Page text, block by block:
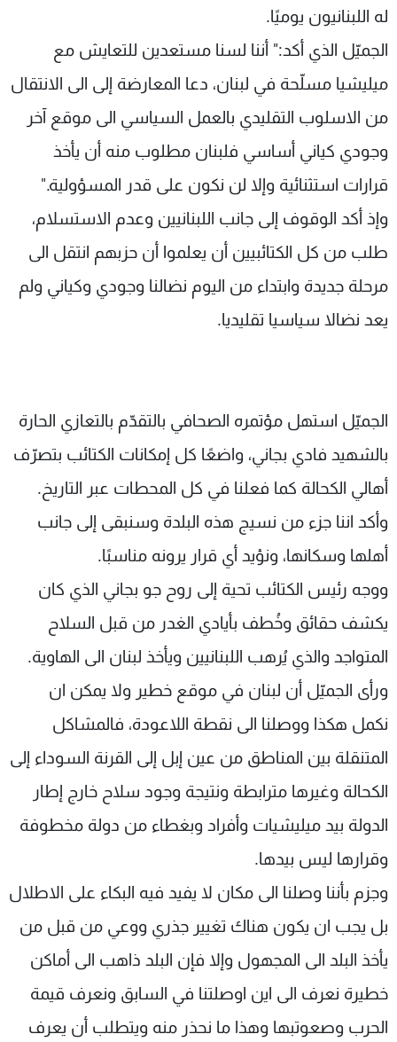
له اللبنانيون يوميًا.
الجميّل الذي أكد:" أننا لسنا مستعدين للتعايش مع
ميليشيا مسلّحة في لبنان، دعا المعارضة إلى الى الانتقال
من الاسلوب التقليدي بالعمل السياسي الى موقع آخر
وجودي كياني أساسي فلبنان مطلوب منه أن يأخذ
قرارات استثنائية وإلا لن نكون على قدر المسؤولية."
وإذ أكد الوقوف إلى جانب اللبنانيين وعدم الاستسلام،
طلب من كل الكتائبيين أن يعلموا أن حزبهم انتقل الى
مرحلة جديدة وابتداء من اليوم نضالنا وجودي وكياني ولم
يعد نضالا سياسيا تقليديا.
الجميّل استهل مؤتمره الصحافي بالتقدّم بالتعازي الحارة
بالشهيد فادي بجاني، واضعًا كل إمكانات الكتائب بتصرّف
أهالي الكحالة كما فعلنا في كل المحطات عبر التاريخ.
وأكد اننا جزء من نسيج هذه البلدة وسنبقى إلى جانب
أهلها وسكانها، ونؤيد أي قرار يرونه مناسبًا.
ووجه رئيس الكتائب تحية إلى روح جو بجاني الذي كان
يكشف حقائق وخُطف بأيادي الغدر من قبل السلاح
المتواجد والذي يُرهب اللبنانيين ويأخذ لبنان الى الهاوية.
ورأى الجميّل أن لبنان في موقع خطير ولا يمكن ان
نكمل هكذا ووصلنا الى نقطة اللاعودة، فالمشاكل
المتنقلة بين المناطق من عين إبل إلى القرنة السوداء إلى
الكحالة وغيرها مترابطة ونتيجة وجود سلاح خارج إطار
الدولة بيد ميليشيات وأفراد وبغطاء من دولة مخطوفة
وقرارها ليس بيدها.
وجزم بأننا وصلنا الى مكان لا يفيد فيه البكاء على الاطلال
بل يجب ان يكون هناك تغيير جذري ووعي من قبل من
يأخذ البلد الى المجهول وإلا فإن البلد ذاهب الى أماكن
خطيرة نعرف الى اين اوصلتنا في السابق ونعرف قيمة
الحرب وصعوتبها وهذا ما نحذر منه ويتطلب أن يعرف